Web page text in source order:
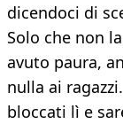
dicendoci di
Solo che non
avuto paura,
nulla ai
bloccati lì e